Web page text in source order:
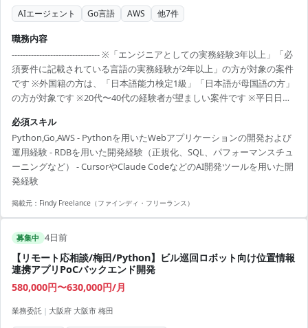
AIエージェント Go言語 AWS 他7件
職務内容
-------------------------------- ※「エンジニアとしての実務経験3年以上」「必
須要件に記載されている言語の実務経験が2年以上」の方が対象の案件
です ※外国籍の方は、「日本語能力検定1級」「日本語が母国語の方」
の方が対象です ※20代〜40代の経験者が望ましい案件です ※平日日中
いる方は、直接ご連絡いただいた方がスムーズです ----------------------------
---- - Pythonを用いたバックエンドシステムの設計・開発・運用 - 新規
金融商品の取り扱いに伴う追加開発およびファンド設立に伴う機...
必須スキル
Python,Go,AWS - Pythonを用いたWebアプリケーションの開発および
運用経験 - RDBを用いた開発経験（正規化、SQL、パフォーマンスチュ
ーニングなど） - CursorやClaude CodeなどのAI開発ツールを用いた開
発経験
掲載元： Findy Freelance（ファインディ・フリーランス）
募集中 4日前
【リモート応相談/梅田/Python】ビル巡回ロボット向け位置情報
連携アプリPoCバックエンド開発
580,000円〜630,000円/月
業務委託 | 大阪府 大阪市 梅田